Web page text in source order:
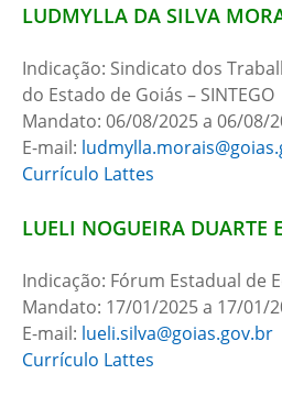
LUDMYLLA DA SILVA
Indicação: Sindicato dos
do Estado de Goiás – SINTEGO
Mandato: 06/08/2025 a 06/08/
E-mail:
Currículo Lattes
LUELI NOGUEIRA DUARTE
Indicação: Fórum Estadual de
Mandato: 17/01/2025 a 17/01/
E-mail: lueli.silva@goias.gov.br
Currículo Lattes